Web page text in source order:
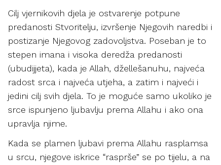
Cilj vjernikovih djela je ostvarenje potpune
predanosti Stvoritelju, izvršenje Njegovih naredbi i
postizanje Njegovog zadovoljstva. Poseban je to
stepen imana i visoka deredža predanosti
(ubudijjeta), kada je Allah, džellešanuhu, najveća
radost srca i najveća utjeha, a zatim i najveći i
jedini cilj svih djela. To je moguće samo ukoliko je
srce ispunjeno ljubavlju prema Allahu i ako ona
upravlja njime.
Kada se plamen ljubavi prema Allahu rasplamsa
u srcu, njegove iskrice “rasprše” se po tijelu, a na